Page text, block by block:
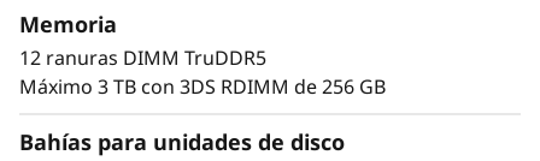
unidades SAS/SATA, NVMe y AnyBay™
opcionales. Hasta 40 bahías para disco duro
hot-swap de 2,5" que permiten hacer
evoluciona el entorno.
Memoria
12 ranuras DIMM TruDDR5
Máximo 3 TB con 3DS RDIMM de 256 GB
Bahías para unidades de disco